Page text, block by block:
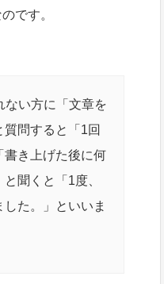
です。
ない方に「文章を
問すると「1回
書き上げた後に何
聞くと「1度、
た。」といいま